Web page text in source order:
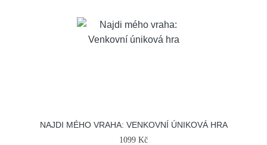
NAJDI MÉHO VRAHA: VENKOVNÍ ÚNIKOVÁ HRA
1099 Kč